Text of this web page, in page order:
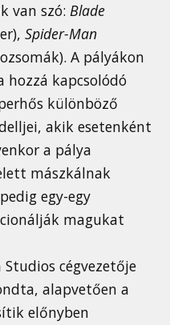
van szó: Blade
Spider-Man
A pályákon
hozzá kapcsolódó
különböző
akik esetenként
a pálya
mászkálnak
egy-egy
magukat
cégvezetője
alapvetően a
előnyben